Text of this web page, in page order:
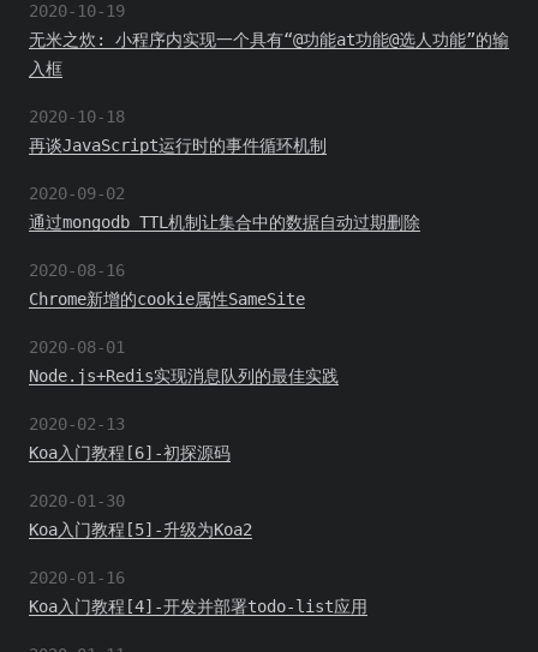
2020-10-19
无米之炊: 小程序内实现一个具有“@功能at功能@选人功能”的输
入框
2020-10-18
再谈JavaScript运行时的事件循环机制
2020-09-02
通过mongodb TTL机制让集合中的数据自动过期删除
2020-08-16
Chrome新增的cookie属性SameSite
2020-08-01
Node.js+Redis实现消息队列的最佳实践
2020-02-13
Koa入门教程[6]-初探源码
2020-01-30
Koa入门教程[5]-升级为Koa2
2020-01-16
Koa入门教程[4]-开发并部署todo-list应用